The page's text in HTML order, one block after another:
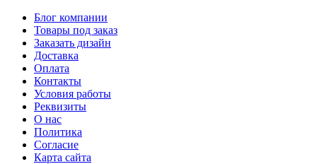
Блог компании
Товары под заказ
Заказать дизайн
Доставка
Оплата
Контакты
Условия работы
Реквизиты
О нас
Политика
Согласие
Карта сайта